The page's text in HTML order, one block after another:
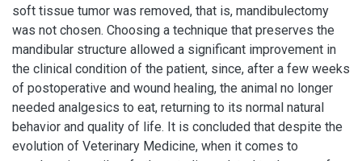
soft tissue tumor was removed, that is, mandibulectomy
was not chosen. Choosing a technique that preserves the
mandibular structure allowed a significant improvement in
the clinical condition of the patient, since, after a few weeks
of postoperative and wound healing, the animal no longer
needed analgesics to eat, returning to its normal natural
behavior and quality of life. It is concluded that despite the
evolution of Veterinary Medicine, when it comes to